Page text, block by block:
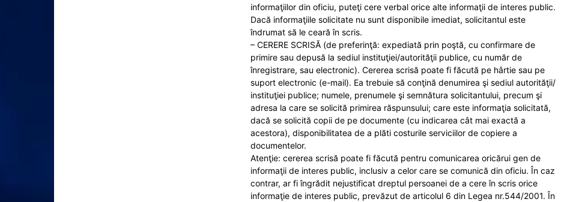
informaţiilor din oficiu, puteţi cere verbal orice alte informaţii de interes public.
Dacă informaţiile solicitate nu sunt disponibile imediat, solicitantul este
îndrumat să le ceară în scris.
– CERERE SCRISĂ (de preferinţă: expediată prin poştă, cu confirmare de
primire sau depusă la sediul instituţiei/autorităţii publice, cu număr de
înregistrare, sau electronic). Cererea scrisă poate fi făcută pe hârtie sau pe
suport electronic (e-mail). Ea trebuie să conţină denumirea şi sediul autorităţii/
instituţiei publice; numele, prenumele şi semnătura solicitantului, precum şi
adresa la care se solicită primirea răspunsului; care este informaţia solicitată,
dacă se solicită copii de pe documente (cu indicarea cât mai exactă a
acestora), disponibilitatea de a plăti costurile serviciilor de copiere a
documentelor.
Atenţie: cererea scrisă poate fi făcută pentru comunicarea oricărui gen de
informaţii de interes public, inclusiv a celor care se comunică din oficiu. În caz
contrar, ar fi îngrădit nejustificat dreptul persoanei de a cere în scris orice
informaţie de interes public, prevăzut de articolul 6 din Legea nr.544/2001. În